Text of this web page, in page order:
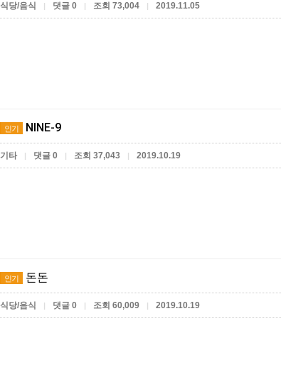
식당/음식 | 댓글 0 | 조회 73,004 | 2019.11.05
인기 NINE-9
기타 | 댓글 0 | 조회 37,043 | 2019.10.19
인기 돈돈
식당/음식 | 댓글 0 | 조회 60,009 | 2019.10.19